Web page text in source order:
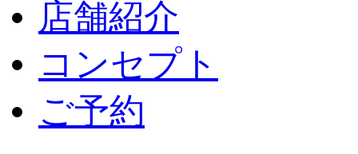
店舗紹介
コンセプト
ご予約